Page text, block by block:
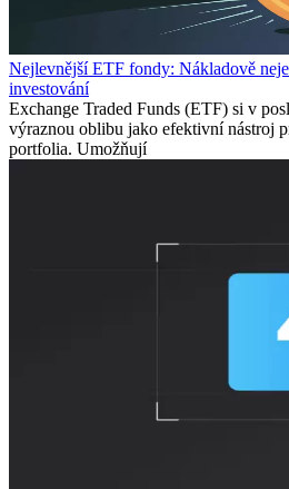
Nejlevnější ETF fondy: Nákladově
investování
Exchange Traded Funds (ETF) si v
výraznou oblibu jako efektivní nástroj
portfolia. Umožňují